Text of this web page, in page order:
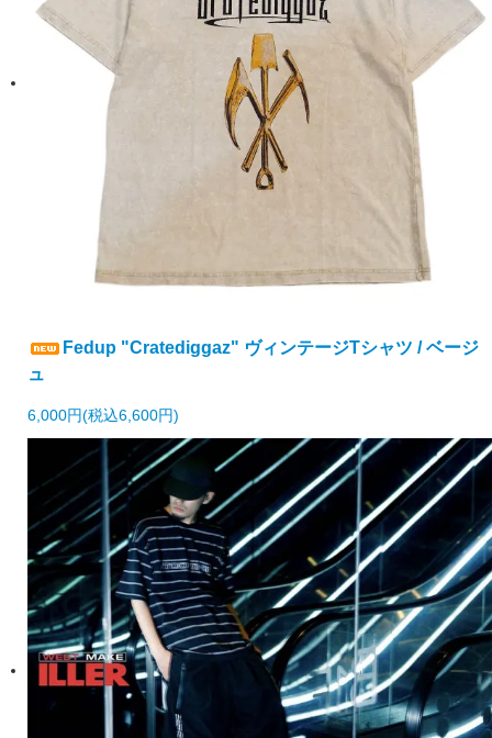
Fedup "Cratediggaz" ヴィンテージTシャツ / ベージ
ュ
6,000円(税込6,600円)